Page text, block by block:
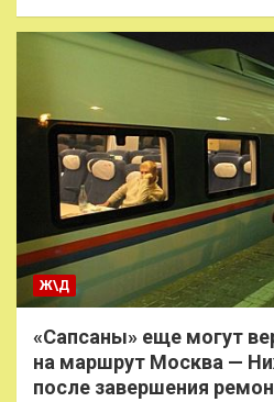
Ж\Д
«Сапсаны» еще могут
на маршрут Москва —
после завершения